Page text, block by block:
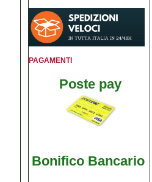
PAGAMENTI
Poste pay
Bonifico Bancario